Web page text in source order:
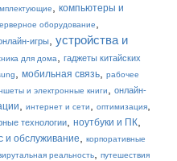
компьютеры и
оборудование
игры
устройства и
для дома
гаджеты китайских
мобильная связь
рабочее
и электронные книги
онлайн-
интернет и сети оптимизация
технологии ноутбуки и ПК
и обслуживание
корпоративные
реальность путешествия